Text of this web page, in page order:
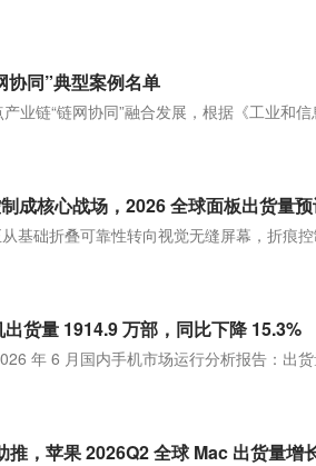
协同”典型案例名单
业链“链网协同”融合发展，根据《工业和
成核心战场，2026 全球面板出货量
基础折叠可靠性转向视觉无缝屏幕，折痕控
货量 1914.9 万部，同比下降 15.3%
年 6 月国内手机市场运行分析报告：出
，苹果 2026Q2 全球 Mac 出货量增